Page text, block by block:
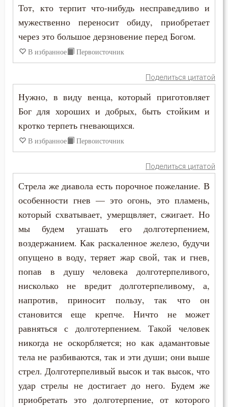
Наказание
Намерение
Наслаждение
Наставление
Начальство
Ненависть
Нечувствие
Обида
Общение
Одежда
Оскорбление
Оставление Богом
Отчаяние
Очищение
Тот, кто терпит что-нибудь несправедливо и
мужественно переносит обиду, приобретает
через это большое дерзновение перед Богом.
В избранное Первоисточник
Поделиться цитатой
Нужно, в виду венца, который приготовляет
Бог для хороших и добрых, быть стойким и
кротко терпеть гневающихся.
В избранное Первоисточник
Поделиться цитатой
Стрела же диавола есть порочное пожелание. В
особенности гнев — это огонь, это пламень,
который схватывает, умерщвляет, сжигает. Но
мы будем угашать его долготерпением,
воздержанием. Как раскаленное железо, будучи
опущено в воду, теряет жар свой, так и гнев,
попав в душу человека долготерпеливого,
нисколько не вредит долготерпеливому, а,
напротив, приносит пользу, так что он
становится еще крепче. Ничто не может
равняться с долготерпением. Такой человек
никогда не оскорбляется; но как адамантовые
тела не разбиваются, так и эти души; они выше
стрел. Долготерпеливый высок и так высок, что
удар стрелы не достигает до него. Будем же
приобретать это долготерпение, от которого